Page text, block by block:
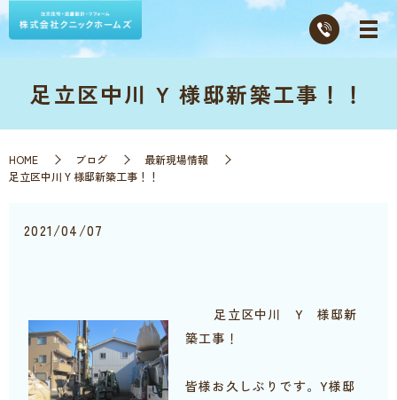
足立区中川 Y 様邸新築工事！！
HOME ブログ
最新現場情報
足立区中川 Y 様邸新築工事！！
2021/04/07
足立区中川 Y 様邸新
築工事！
皆様お久しぶりです。Y様邸